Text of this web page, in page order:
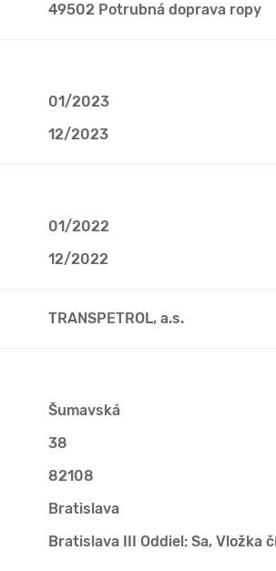
49502 Potrubná doprava ropy
01/2023
12/2023
01/2022
12/2022
TRANSPETROL, a.s.
Šumavská
38
82108
Bratislava
Bratislava III Oddiel: Sa, Vložka